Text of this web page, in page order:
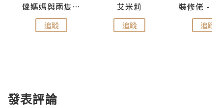
儍媽媽與兩隻小魔怪之家
追蹤
艾米莉
追蹤 追蹤
發表評論